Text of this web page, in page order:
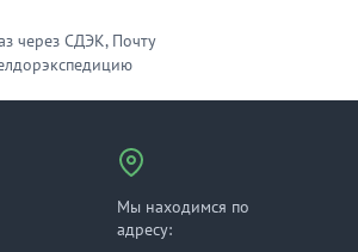
через СДЭК, Почту
Мы находимся по
адресу: